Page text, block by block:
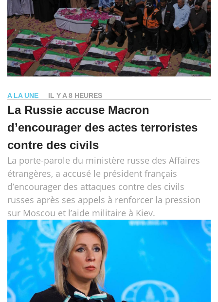
A LA UNE IL Y A 8 HEURES
La Russie accuse Macron
d’encourager des actes terroristes
contre des civils
La porte-parole du ministère russe des Affaires
étrangères, a accusé le président français
d’encourager des attaques contre des civils
russes après ses appels à renforcer la pression
sur Moscou et l’aide militaire à Kiev.